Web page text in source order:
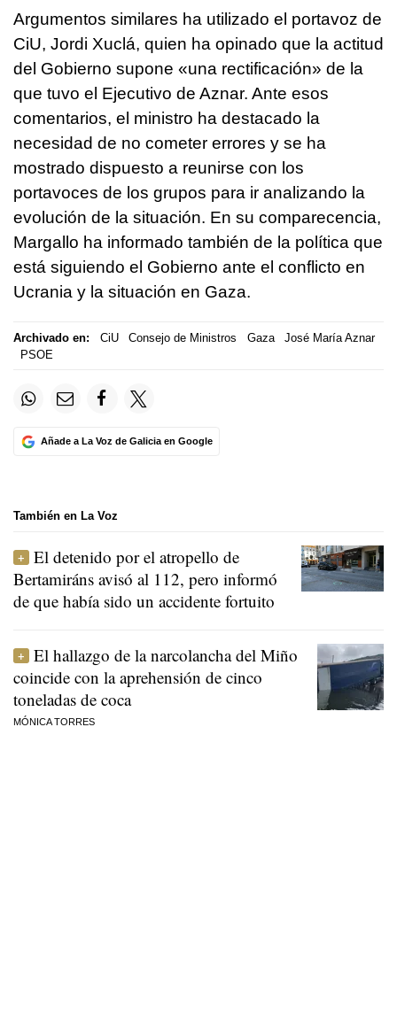
Argumentos similares ha utilizado el portavoz de
CiU, Jordi Xuclá, quien ha opinado que la actitud
del Gobierno supone «una rectificación» de la
que tuvo el Ejecutivo de Aznar. Ante esos
comentarios, el ministro ha destacado la
necesidad de no cometer errores y se ha
mostrado dispuesto a reunirse con los
portavoces de los grupos para ir analizando la
evolución de la situación. En su comparecencia,
Margallo ha informado también de la política que
está siguiendo el Gobierno ante el conflicto en
Ucrania y la situación en Gaza.
Archivado en: CiU Consejo de Ministros Gaza
José María Aznar
PSOE
Añade a La Voz de Galicia en Google
También en La Voz
El detenido por el atropello de
Bertamiráns avisó al 112, pero informó
de que había sido un accidente fortuito
El hallazgo de la narcolancha del Miño
coincide con la aprehensión de cinco
toneladas de coca
MÓNICA TORRES